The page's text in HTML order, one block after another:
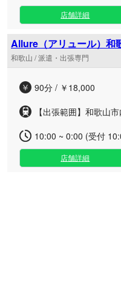
店舗詳細
Allure（アリュール）和
和歌山 / 派遣・出張専門
90分 / ￥18,000
【出張範囲】和歌山
10:00 ~ 0:00 (受付
店舗詳細